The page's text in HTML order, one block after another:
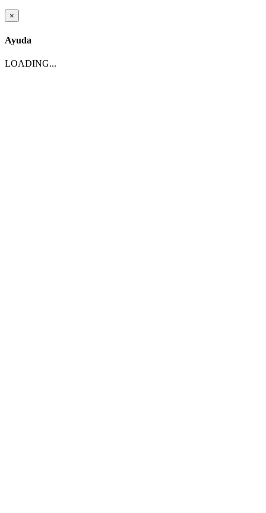
×
Ayuda
LOADING...